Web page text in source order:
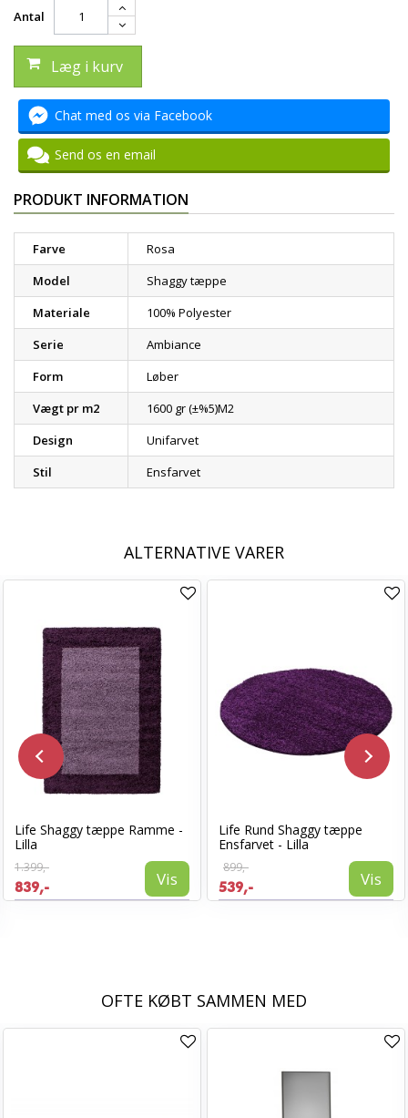
Antal
Læg i kurv
Chat med os via Facebook
Send os en email
PRODUKT INFORMATION
Farve
Rosa
Model
Shaggy tæppe
Materiale
100% Polyester
Serie
Ambiance
Form
Løber
Vægt pr m2
1600 gr (±%5)M2
Design
Unifarvet
Stil
Ensfarvet
ALTERNATIVE VARER
Life Shaggy tæppe Ramme -
Lilla
1.399,-
839,- Vis
Life Rund Shaggy tæppe
Ensfarvet - Lilla
899,-
539,- Vis
OFTE KØBT SAMMEN MED